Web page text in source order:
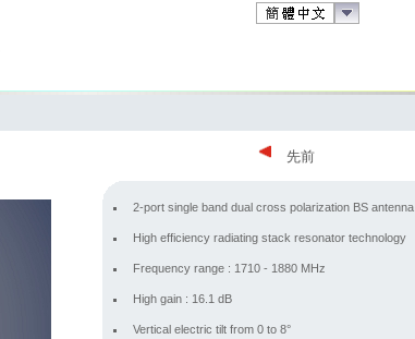
先前
2-port single band dual cross polarization BS antenna
High efficiency radiating stack resonator technology
Frequency range : 1710 - 1880 MHz
High gain : 16.1 dB
Vertical electric tilt from 0 to 8°